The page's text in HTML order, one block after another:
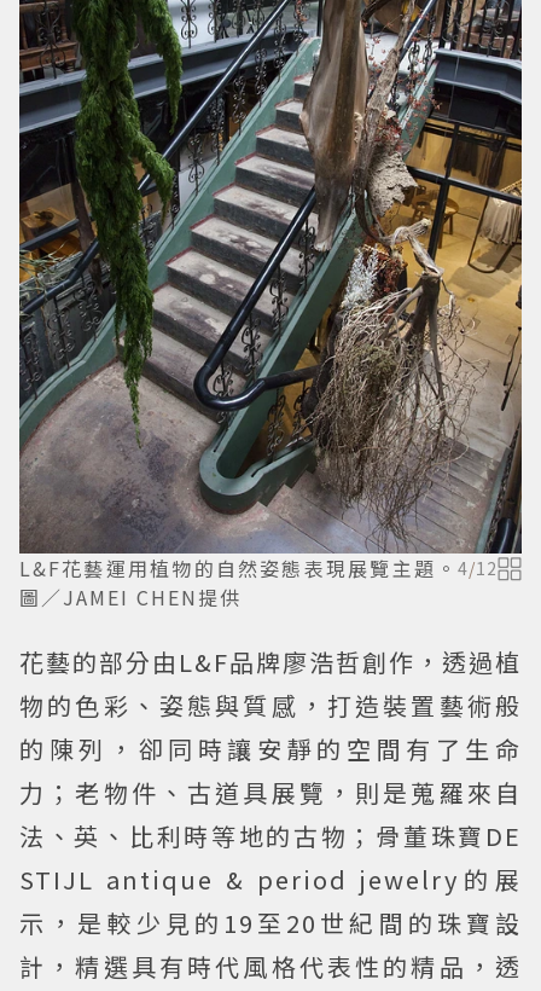
L&F花藝運用植物的自然姿態表現展覽主題。
圖／JAMEI CHEN提供
4/12
花藝的部分由L&F品牌廖浩哲創作，透過植
物的色彩、姿態與質感，打造裝置藝術般
的陳列，卻同時讓安靜的空間有了生命
力；老物件、古道具展覽，則是蒐羅來自
法、英、比利時等地的古物；骨董珠寶DE
STIJL antique & period jewelry的展
示，是較少見的19至20世紀間的珠寶設
計，精選具有時代風格代表性的精品，透